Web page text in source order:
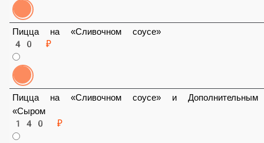
Пицца на «Сливочном соусе»
40 ₽
Пицца на «Сливочном соусе» и Дополнительным
«Сыром
140 ₽